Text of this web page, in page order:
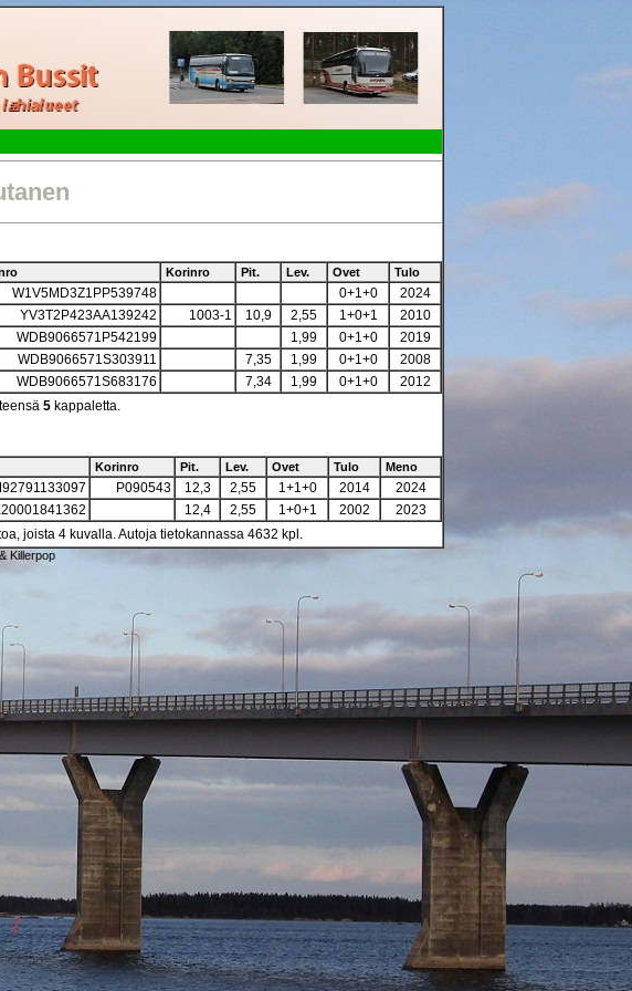
Korinro Pit. Lev. Ovet Tulo
W1V5MD3Z1PP539748 0+1+0
2024
YV3T2P423AA139242 1003-1 10,9 2,55 1+0+1
2010
WDB9066571P542199 1,99 0+1+0
2019
WDB9066571S303911 7,35 1,99 0+1+0
2008
WDB9066571S683176 7,34 1,99 0+1+0
2012
5 kappaletta.
Korinro Pit. Lev. Ovet Tulo Meno
P090543 12,3 2,55 1+1+0 2014
2024
12,4 2,55 1+0+1 2002
2023
joista 4 kuvalla. Autoja tietokannassa 4632 kpl.
Killerpop